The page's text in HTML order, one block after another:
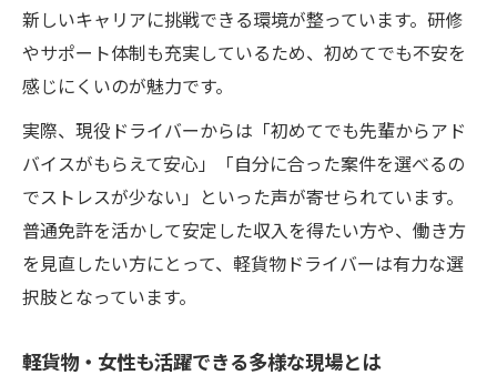
新しいキャリアに挑戦できる環境が整っています。研修
やサポート体制も充実しているため、初めてでも不安を
感じにくいのが魅力です。
実際、現役ドライバーからは「初めてでも先輩からアド
バイスがもらえて安心」「自分に合った案件を選べるの
でストレスが少ない」といった声が寄せられています。
普通免許を活かして安定した収入を得たい方や、働き方
を見直したい方にとって、軽貨物ドライバーは有力な選
択肢となっています。
軽貨物・女性も活躍できる多様な現場とは